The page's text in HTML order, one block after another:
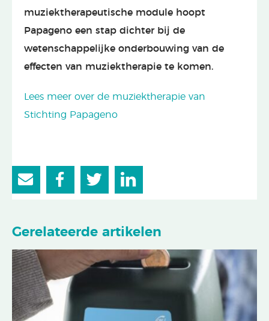
muziektherapeutische module hoopt
Papageno een stap dichter bij de
wetenschappelijke onderbouwing van de
effecten van muziektherapie te komen.
Lees meer over de muziektherapie van
Stichting Papageno
Gerelateerde artikelen